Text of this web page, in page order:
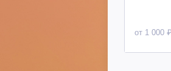
от 1 000